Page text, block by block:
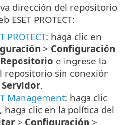
dirección del repositorio
ESET PROTECT:
PROTECT: haga clic en
> Configuración
Repositorio e ingrese la
repositorio sin conexión
Servidor.
Management: haga clic
, haga clic en la política del
> Configuración >